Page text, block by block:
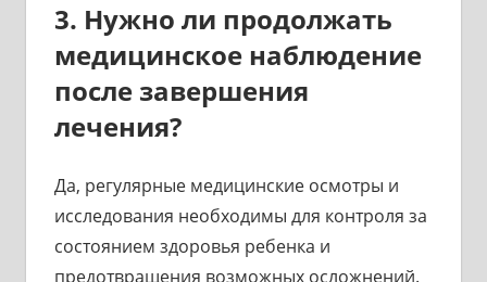
3. Нужно ли продолжать
медицинское наблюдение
после завершения
лечения?
Да, регулярные медицинские осмотры и
исследования необходимы для контроля за
состоянием здоровья ребенка и
предотвращения возможных осложнений.